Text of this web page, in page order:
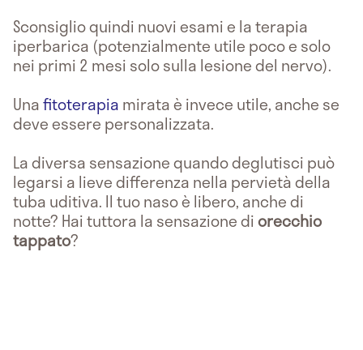
Sconsiglio quindi nuovi esami e la terapia
iperbarica (potenzialmente utile poco e solo
nei primi 2 mesi solo sulla lesione del nervo).
Unafitoterapia mirata è invece utile, anche se
deve essere personalizzata.
La diversa sensazione quando deglutisci può
legarsi a lieve differenza nella pervietà della
tuba uditiva. Il tuo naso è libero, anche di
notte? Hai tuttora la sensazione diorecchio
tappato?